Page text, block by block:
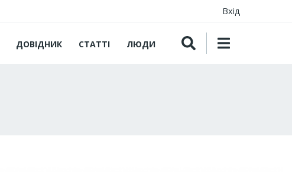
Вхід
ДОВІДНИК СТАТТІ ЛЮДИ